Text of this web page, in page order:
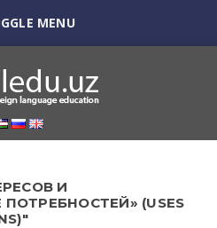
MENU
И
(USES